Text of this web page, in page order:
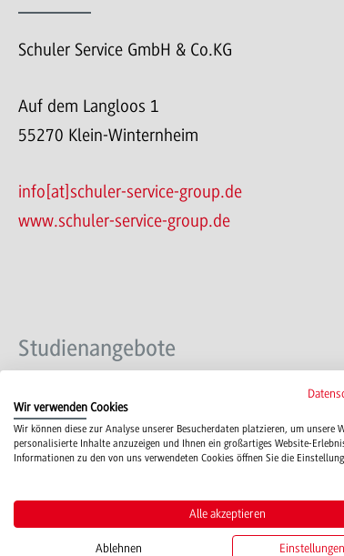
Schuler Service GmbH & Co.KG
Auf dem Langloos 1
55270 Klein-Winternheim
info[at]schuler-service-group.de
www.schuler-service-group.de
Studienangebote
BWL-Nachhaltiges Bauen und
Wir verwenden Cookies
Wir können diese zur Analyse unserer Besucherdaten platzieren, um unsere
personalisierte Inhalte anzuzeigen und Ihnen ein großartiges Website-
Informationen zu den von uns verwendeten Cookies öffnen Sie die
Alle akzeptieren
Ablehnen